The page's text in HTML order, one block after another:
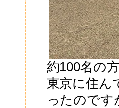
約100名の
東京に住ん
ったのです